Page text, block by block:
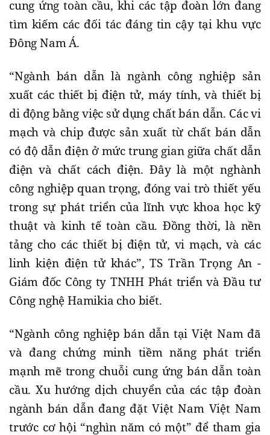
cung ứng toàn cầu, khi các tập đoàn lớn đang
tìm kiếm các đối tác đáng tin cậy tại khu vực
Đông Nam Á.
“Ngành bán dẫn là ngành công nghiệp sản
xuất các thiết bị điện tử, máy tính, và thiết bị
di động bằng việc sử dụng chất bán dẫn. Các vi
mạch và chip được sản xuất từ chất bán dẫn
có độ dẫn điện ở mức trung gian giữa chất dẫn
điện và chất cách điện. Đây là một nghành
công nghiệp quan trọng, đóng vai trò thiết yếu
trong sự phát triển của lĩnh vực khoa học kỹ
thuật và kinh tế toàn cầu. Đồng thời, là nền
tảng cho các thiết bị điện tử, vi mạch, và các
linh kiện điện tử khác”, TS Trần Trọng An -
Giám đốc Công ty TNHH Phát triển và Đầu tư
Công nghệ Hamikia cho biết.
“Ngành công nghiệp bán dẫn tại Việt Nam đã
và đang chứng minh tiềm năng phát triển
mạnh mẽ trong chuỗi cung ứng bán dẫn toàn
cầu. Xu hướng dịch chuyển của các tập đoàn
ngành bán dẫn đang đặt Việt Nam Việt Nam
trước cơ hội “nghìn năm có một” để tham gia